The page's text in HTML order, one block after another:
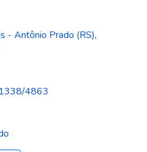
- Antônio Prado (RS),
4863